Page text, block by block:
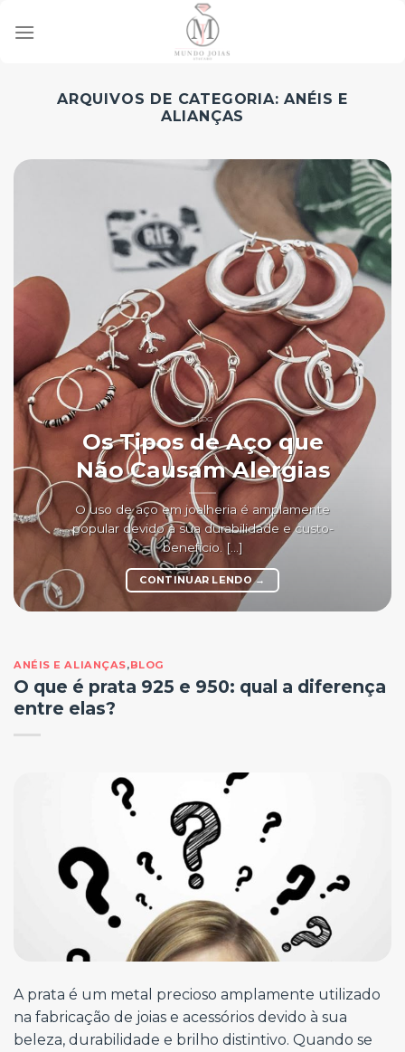
ARQUIVOS DE CATEGORIA:ANÉIS E
ALIANÇAS
BLOG
Os Tipos de Aço que
Não Causam Alergias
O uso de aço em joalheria é amplamente
popular devido à sua durabilidade e custo-
benefício. [...]
CONTINUAR LENDO→
ANÉIS E ALIANÇAS,BLOG
O que é prata 925 e 950: qual a diferença
entre elas?
A prata é um metal precioso amplamente utilizado
na fabricação de joias e acessórios devido à sua
beleza, durabilidade e brilho distintivo. Quando se